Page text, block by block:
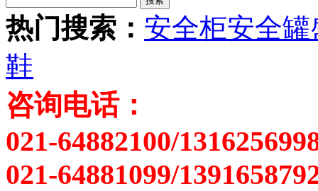
热门搜索： 安全柜安全罐
鞋
咨询电话：
021-64882100/
021-64881099/